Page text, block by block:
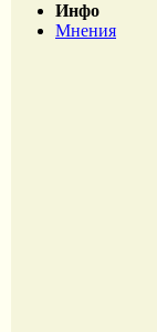
Инфо
Мнения